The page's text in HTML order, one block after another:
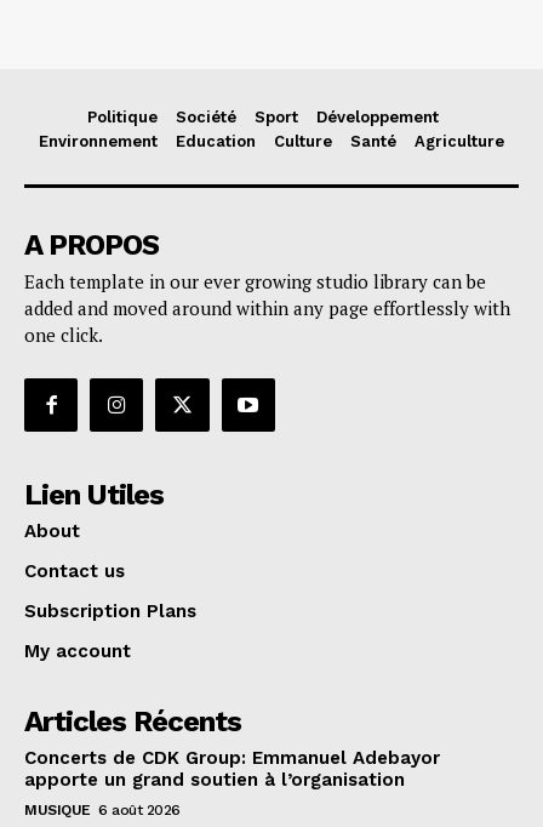
Politique Société Sport
Développement
Environnement
Education Culture Santé Agriculture
A PROPOS
Each template in our ever growing studio library can be
added and moved around within any page effortlessly with
one click.
Lien Utiles
About
Contact us
Subscription Plans
My account
Articles Récents
Concerts de CDK Group: Emmanuel Adebayor
apporte un grand soutien à l’organisation
MUSIQUE 6 août 2026